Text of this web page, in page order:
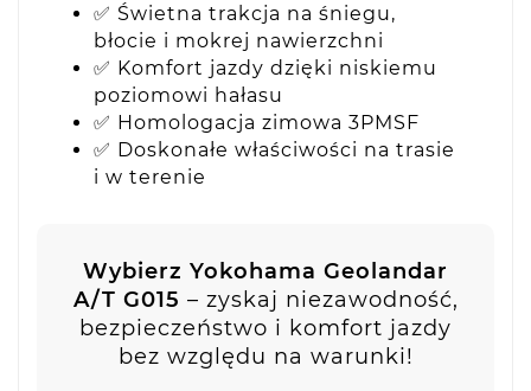
✅ Świetna trakcja na śniegu,
błocie i mokrej nawierzchni
✅ Komfort jazdy dzięki niskiemu
poziomowi hałasu
✅ Homologacja zimowa 3PMSF
✅ Doskonałe właściwości na trasie
i w terenie
Wybierz Yokohama Geolandar
A/T G015 – zyskaj niezawodność,
bezpieczeństwo i komfort jazdy
bez względu na warunki!